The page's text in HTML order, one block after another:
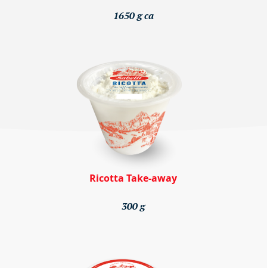
1650 g ca
Ricotta Take-away
300 g